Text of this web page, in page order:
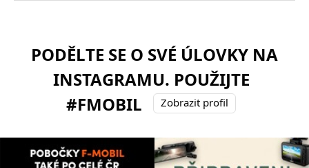
PODĚLTE SE O SVÉ ÚLOVKY NA
INSTAGRAMU. POUŽIJTE
#FMOBIL
Zobrazit profil